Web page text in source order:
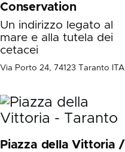
Conservation
Un indirizzo legato al
mare e alla tutela dei
cetacei
Via Porto 24, 74123 Taranto ITA
Piazza della Vittoria /